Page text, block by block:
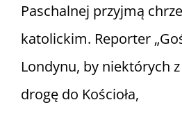
Paschalnej przyjmą
katolickim. Reporter
Londynu, by niektórych
drogę do Kościoła,